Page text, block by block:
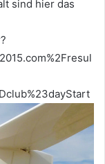
sind hier das